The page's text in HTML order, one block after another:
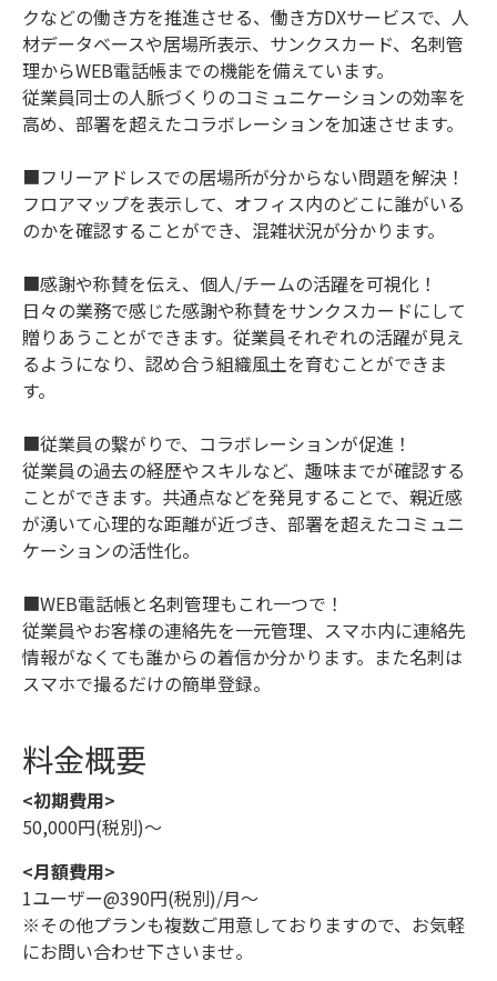
クなどの働き方を推進させる、働き方DXサービスで、人
材データベースや居場所表示、サンクスカード、名刺管
理からWEB電話帳までの機能を備えています。
従業員同士の人脈づくりのコミュニケーションの効率を
高め、部署を超えたコラボレーションを加速させます。
■フリーアドレスでの居場所が分からない問題を解決！
フロアマップを表示して、オフィス内のどこに誰がいる
のかを確認することができ、混雑状況が分かります。
■感謝や称賛を伝え、個人/チームの活躍を可視化！
日々の業務で感じた感謝や称賛をサンクスカードにして
贈りあうことができます。従業員それぞれの活躍が見え
るようになり、認め合う組織風土を育むことができま
す。
■従業員の繋がりで、コラボレーションが促進！
従業員の過去の経歴やスキルなど、趣味までが確認する
ことができます。共通点などを発見することで、親近感
が湧いて心理的な距離が近づき、部署を超えたコミュニ
ケーションの活性化。
■WEB電話帳と名刺管理もこれ一つで！
従業員やお客様の連絡先を一元管理、スマホ内に連絡先
情報がなくても誰からの着信か分かります。また名刺は
スマホで撮るだけの簡単登録。
料金概要
<初期費用>
50,000円(税別)〜
<月額費用>
1ユーザー@390円(税別)/月〜
※その他プランも複数ご用意しておりますので、お気軽
にお問い合わせ下さいませ。